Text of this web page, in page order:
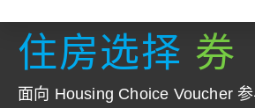
住房选择 券
面向 Housing Choice Voucher